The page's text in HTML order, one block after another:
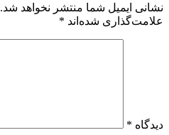
نشانی ایمیل شما منتشر نخواهد شد.
علامت‌گذاری شده‌اند *
دیدگاه *